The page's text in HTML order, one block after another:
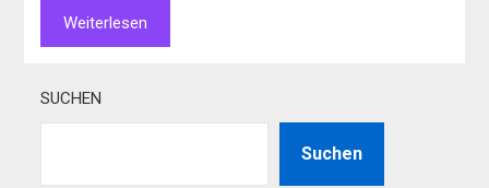
Weiterlesen
SUCHEN
Suchen